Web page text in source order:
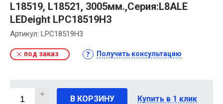
L18519, L18521, 3005мм.,Серия:L8ALE
LEDeight LPC18519H3
Артикул: LPC18519H3
под заказ Получить консультацию
В КОРЗИНУ Купить в 1 клик